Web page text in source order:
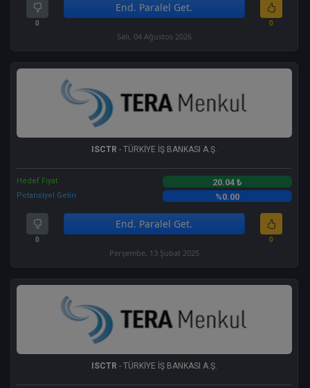
0
End. Paralel Get.
0
Salı, 04 Ağustos 2026
ISCTR - TÜRKİYE İŞ BANKASI A.Ş.
Hedef Fiyat 20.04 ₺
Potansiyel Getiri %0.00
0
End. Paralel Get.
0
Perşembe, 13 Şubat 2025
ISCTR - TÜRKİYE İŞ BANKASI A.Ş.